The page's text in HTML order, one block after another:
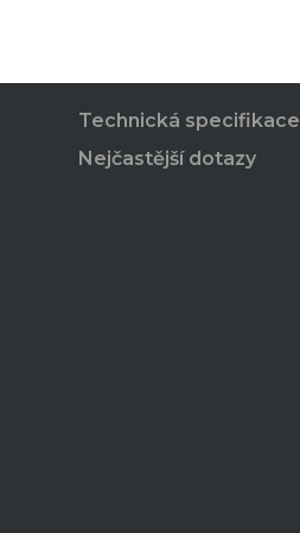
Technická specifikace
Nejčastější dotazy